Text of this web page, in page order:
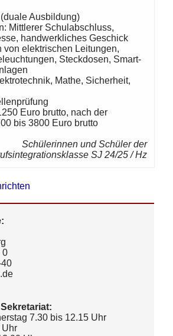
Ausbildung)
Mittlerer Schulabschluss,
handwerkliches Geschick
von elektrischen Leitungen,
Steckdosen, Smart-
Mathe, Sicherheit,
Euro brutto, nach der
bis 3800 Euro brutto
Schülerinnen und Schüler der
SJ 24/25 / Hz
0
7.30 bis 12.15 Uhr
Uhr